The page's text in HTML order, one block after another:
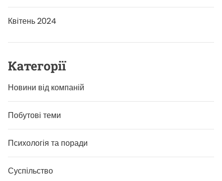
Квітень 2024
Категорії
Новини від компаній
Побутові теми
Психологія та поради
Суспільство